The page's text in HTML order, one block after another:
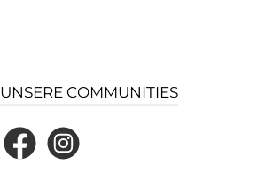
UNSERE COMMUNITIES
FacebookInstagram